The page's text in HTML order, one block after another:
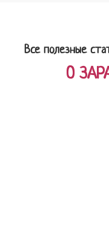
Все полезные
О